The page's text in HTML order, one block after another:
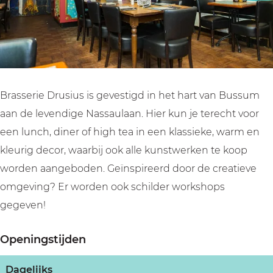
u
s
i
u
D
r
u
s
u
s
e
D
r
u
i
u
s
u
i
i
e
D
r
s
i
u
s
Brasserie Drusius is gevestigd in het hart van Bussum
aan de levendige Nassaulaan. Hier kun je terecht voor
een lunch, diner of high tea in een klassieke, warm en
kleurig decor, waarbij ook alle kunstwerken te koop
worden aangeboden. Geïnspireerd door de creatieve
omgeving? Er worden ook schilder workshops
gegeven!
Openingstijden
Dagelijks